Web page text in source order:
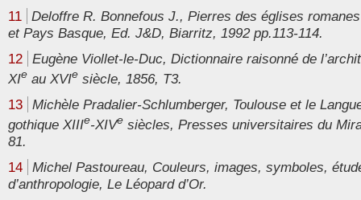
11 Deloffre R. Bonnefous J., Pierres des églises
et Pays Basque, Ed. J&D, Biarritz, 1992 pp.113-114.
12 Eugène Viollet-le-Duc, Dictionnaire raisonné de
XIe au XVIe siècle, 1856, T3.
13 Michèle Pradalier-Schlumberger, Toulouse et le
gothique XIIIe-XIVe siècles, Presses universitaires du
81.
14 Michel Pastoureau, Couleurs, images, symboles,
d’anthropologie, Le Léopard d’Or.